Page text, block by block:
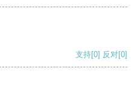
支持[0] 反对[0]